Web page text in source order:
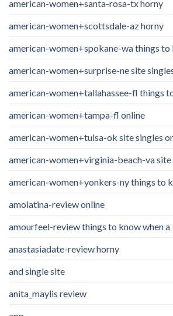
american-women+santa-rosa-tx horny
american-women+scottsdale-az horny
american-women+spokane-wa things to
american-women+surprise-ne site
american-women+tallahassee-fl things
american-women+tampa-fl online
american-women+tulsa-ok site singles
american-women+virginia-beach-va site
american-women+yonkers-ny things to
amolatina-review online
amourfeel-review things to know when a
anastasiadate-review horny
and single site
anita_maylis review